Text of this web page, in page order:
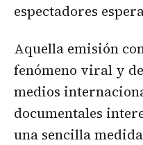
espectadores
Aquella emisión
fenómeno viral y
medios
documentales
una sencilla